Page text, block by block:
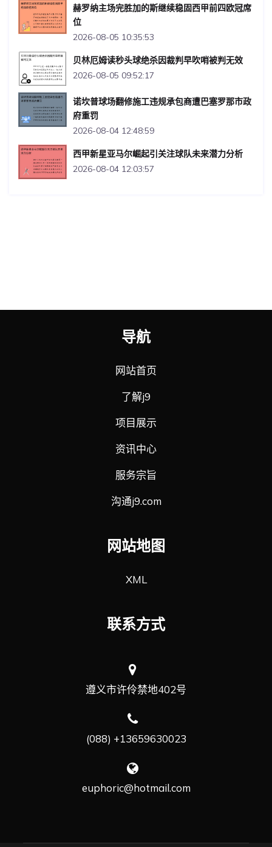
赫罗纳主场完胜加的斯继续稳固西甲前四欧冠席
位
2026-08-05 10:35:53
贝林厄姆读秒头球绝杀因裁判早吹哨被判无效
2026-08-05 09:52:17
诺坎普球场翻修施工违规承包商遭巴塞罗那市政
府重罚
2026-08-04 12:48:59
西甲新星亚马尔崛起引关注球队未来潜力分析
2026-08-04 12:03:57
导航
网站首页
了解j9
项目展示
资讯中心
服务宗旨
沟通j9.com
网站地图
XML
联系方式
遵义市许伶禁地402号
(088) +13659630023
euphoric@hotmail.com